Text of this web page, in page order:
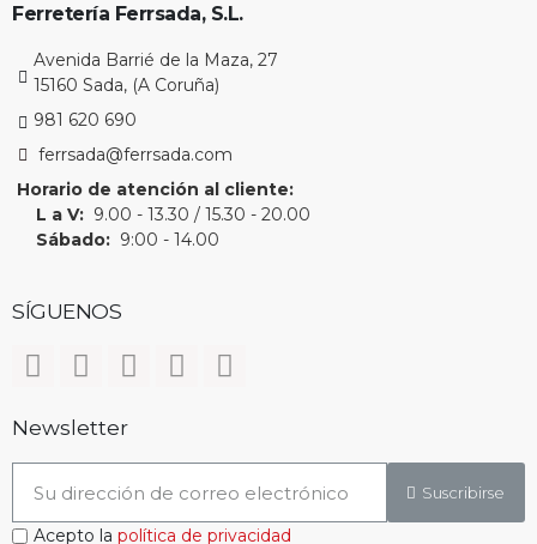
Ferretería Ferrsada, S.L.
Avenida Barrié de la Maza, 27
15160 Sada, (A Coruña)
981 620 690
ferrsada@ferrsada.com
Horario de atención al cliente:
L a V: 9.00 - 13.30 / 15.30 - 20.00
Sábado: 9:00 - 14.00
SÍGUENOS
Newsletter
Suscribirse
Acepto la política de privacidad